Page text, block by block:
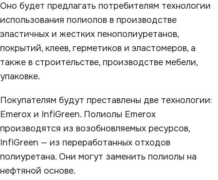
Оно будет предлагать потребителям технологии
использования полиолов в производстве
эластичных и жестких пенополиуретанов,
покрытий, клеев, герметиков и эластомеров, а
также в строительстве, производстве мебели,
упаковке.
Покупателям будут преставлены две технологии:
Emerox и InfiGreen. Полиолы Emerox
производятся из возобновляемых ресурсов,
InfiGreen — из переработанных отходов
полиуретана. Они могут заменить полиолы на
нефтяной основе.